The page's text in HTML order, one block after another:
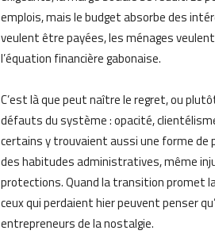
emplois, mais le budget absorbe des
veulent être payées, les ménages veulent
l’équation financière gabonaise.
C’est là que peut naître le regret, ou
défauts du système : opacité,
certains y trouvaient aussi une forme
des habitudes administratives, même
protections. Quand la transition promet
ceux qui perdaient hier peuvent penser
entrepreneurs de la nostalgie.